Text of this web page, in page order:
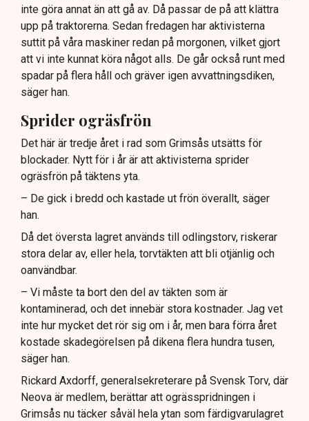
inte göra annat än att gå av. Då passar de på att klättra
upp på traktorerna. Sedan fredagen har aktivisterna
suttit på våra maskiner redan på morgonen, vilket gjort
att vi inte kunnat köra något alls. De går också runt med
spadar på flera håll och gräver igen avvattningsdiken,
säger han.
Sprider ogräsfrön
Det här är tredje året i rad som Grimsås utsätts för
blockader. Nytt för i år är att aktivisterna sprider
ogräsfrön på täktens yta.
– De gick i bredd och kastade ut frön överallt, säger
han.
Då det översta lagret används till odlingstorv, riskerar
stora delar av, eller hela, torvtäkten att bli otjänlig och
oanvändbar.
– Vi måste ta bort den del av täkten som är
kontaminerad, och det innebär stora kostnader. Jag vet
inte hur mycket det rör sig om i år, men bara förra året
kostade skadegörelsen på dikena flera hundra tusen,
säger han.
Rickard Axdorff, generalsekreterare på Svensk Torv, där
Neova är medlem, berättar att ogrässpridningen i
Grimsås nu täcker såväl hela ytan som färdigvarulagret